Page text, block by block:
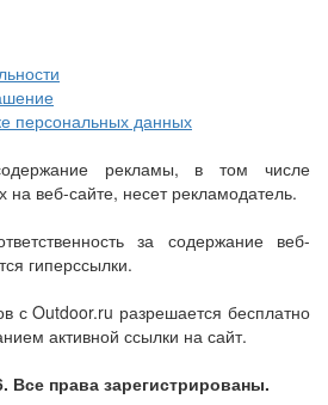
персональных данных
рекламы, в том числе
веб-сайте, несет рекламодатель.
за содержание веб-
гиперссылки.
с Outdoor.ru разрешается бесплатно
активной ссылки на сайт.
Все права зарегистрированы.